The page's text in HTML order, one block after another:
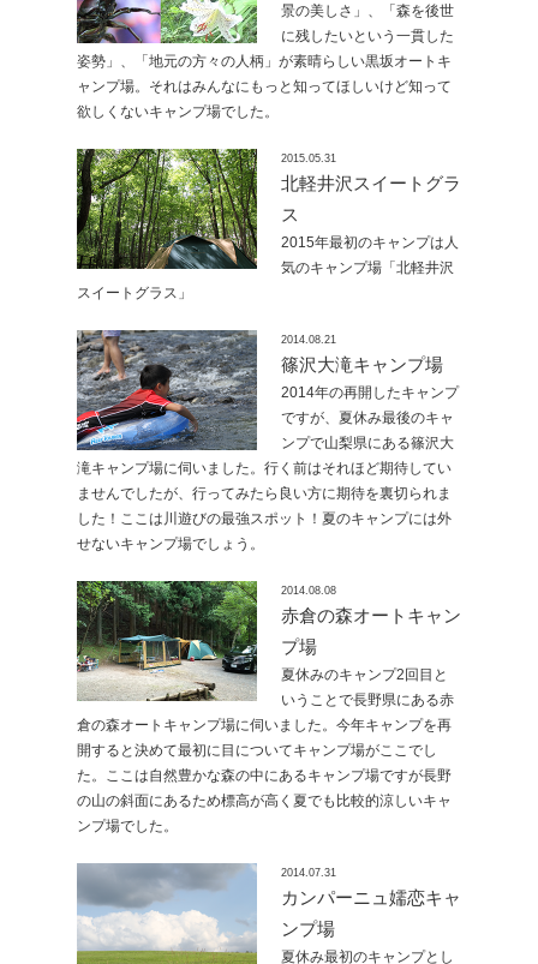
景の美しさ」、「森を後世
に残したいという一貫した
姿勢」、「地元の方々の人柄」が素晴らしい黒坂オートキ
ャンプ場。それはみんなにもっと知ってほしいけど知って
欲しくないキャンプ場でした。
2015.05.31
北軽井沢スイートグラ
ス
2015年最初のキャンプは人
気のキャンプ場「北軽井沢
スイートグラス」
2014.08.21
篠沢大滝キャンプ場
2014年の再開したキャンプ
ですが、夏休み最後のキャ
ンプで山梨県にある篠沢大
滝キャンプ場に伺いました。行く前はそれほど期待してい
ませんでしたが、行ってみたら良い方に期待を裏切られま
した！ここは川遊びの最強スポット！夏のキャンプには外
せないキャンプ場でしょう。
2014.08.08
赤倉の森オートキャン
プ場
夏休みのキャンプ2回目と
いうことで長野県にある赤
倉の森オートキャンプ場に伺いました。今年キャンプを再
開すると決めて最初に目についてキャンプ場がここでし
た。ここは自然豊かな森の中にあるキャンプ場ですが長野
の山の斜面にあるため標高が高く夏でも比較的涼しいキャ
ンプ場でした。
2014.07.31
カンパーニュ嬬恋キャ
ンプ場
夏休み最初のキャンプとし